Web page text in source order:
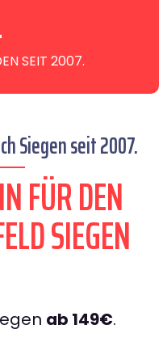
SEIT 2007.
Siegen seit 2007.
FÜR DEN
SIEGEN
ab 149€.